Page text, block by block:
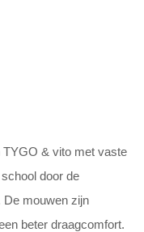
& vito met vaste
door de
De mouwen zijn
beter draagcomfort.